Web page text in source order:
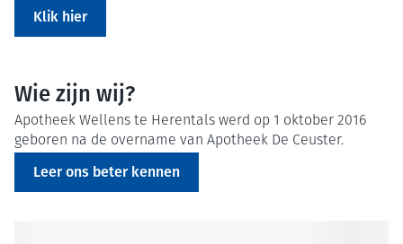
Klik hier
Wie zijn wij?
Apotheek Wellens te Herentals werd op 1 oktober 2016
geboren na de overname van Apotheek De Ceuster.
Leer ons beter kennen